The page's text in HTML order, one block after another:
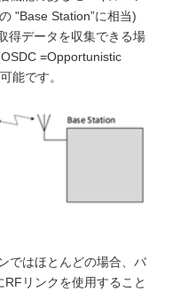
"Base Station”に相当)
得データを収集できる場
=Opportunistic
能です。
ではほとんどの場合、バ
リンクを使用すること